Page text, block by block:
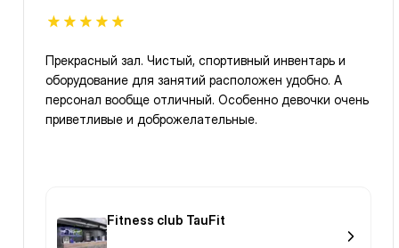
Прекрасный зал. Чистый, спортивный инвентарь и
оборудование для занятий расположен удобно. А
персонал вообще отличный. Особенно девочки очень
приветливые и доброжелательные.
Fitness club TauFit